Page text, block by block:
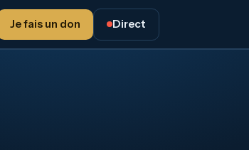
Je fais un don Direct